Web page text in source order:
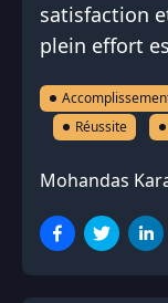
satisfaction
plein effort
Réussite
Mohandas